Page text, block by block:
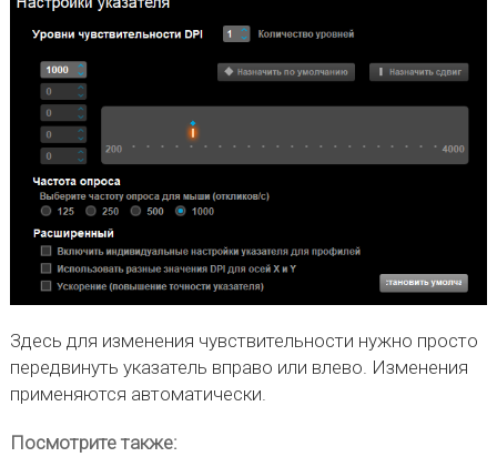
Здесь для изменения чувствительности нужно просто
передвинуть указатель вправо или влево. Изменения
применяются автоматически.
Посмотрите также: